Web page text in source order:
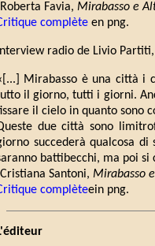
Favia, Mirabasso e
complète en png.
radio de Livio Partiti,
Mirabasso è una città i
il giorno, tutti i giorni.
il cielo in quanto sono
due città sono
succederà qualcosa
battibecchi, ma poi si
Santoni, Mirabasso
complèteein png.